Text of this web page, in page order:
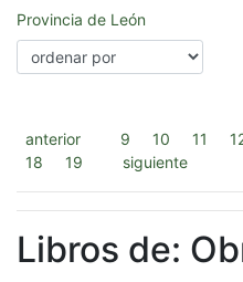
Provincia de León
anterior 9 10 11
18
19 siguiente
Libros de: